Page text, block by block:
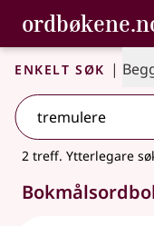
Gå til
Tilgjenge
Bokmålsordboka og
Enkelt søk |
2 treff. Ytterlegare